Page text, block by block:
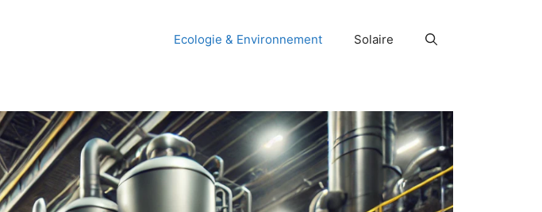
Ecologie & Environnement Solaire